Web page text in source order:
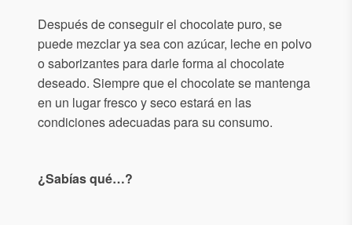
Después de conseguir el chocolate puro, se
puede mezclar ya sea con azúcar, leche en polvo
o saborizantes para darle forma al chocolate
deseado. Siempre que el chocolate se mantenga
en un lugar fresco y seco estará en las
condiciones adecuadas para su consumo.
¿Sabías qué…?